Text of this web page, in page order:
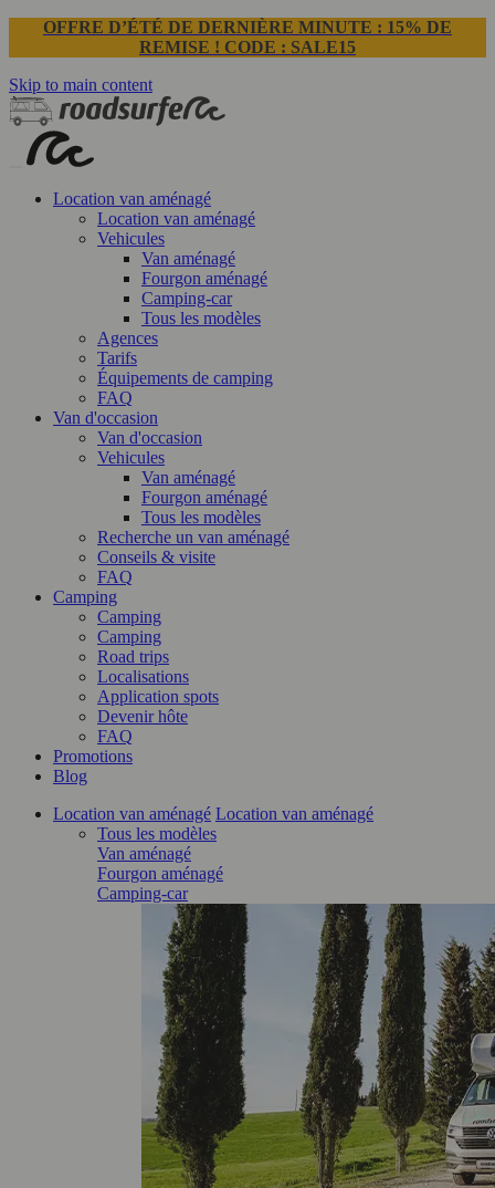
OFFRE D’ÉTÉ DE DERNIÈRE MINUTE : 15% DE
REMISE ! CODE : SALE15
Skip to main content
Location van aménagé
Location van aménagé
Vehicules
Van aménagé
Fourgon aménagé
Camping-car
Tous les modèles
Agences
Tarifs
Équipements de camping
FAQ
Van d'occasion
Van d'occasion
Vehicules
Van aménagé
Fourgon aménagé
Tous les modèles
Recherche un van aménagé
Conseils & visite
FAQ
Camping
Camping
Camping
Road trips
Localisations
Application spots
Devenir hôte
FAQ
Promotions
Blog
Location van aménagé Location van aménagé
Tous les modèles
Van aménagé
Fourgon aménagé
Camping-car